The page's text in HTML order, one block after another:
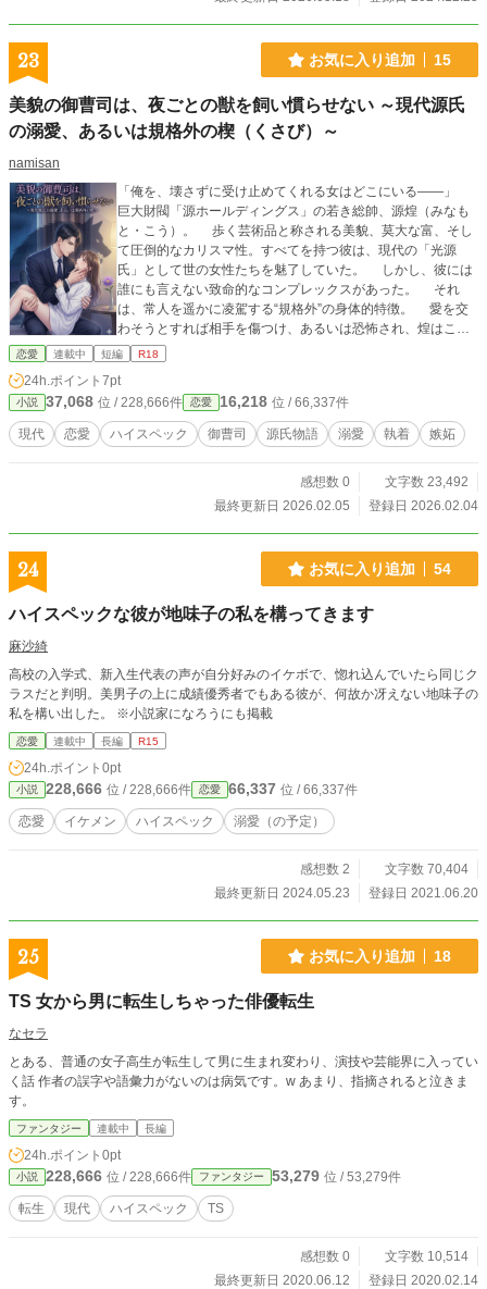
23 お気に入り追加 15
美貌の御曹司は、夜ごとの獣を飼い慣らせない ～現代源氏
の溺愛、あるいは規格外の楔（くさび）～
namisan
「俺を、壊さずに受け止めてくれる女はどこにいる――」
巨大財閥「源ホールディングス」の若き総帥、源煌（みなも
と・こう）。 歩く芸術品と称される美貌、莫大な富、そし
て圧倒的なカリスマ性。すべてを持つ彼は、現代の「光源
氏」として世の女性たちを魅了していた。 しかし、彼には
誰にも言えない致命的なコンプレックスがあった。 それ
は、常人を遥かに凌駕する“規格外”の身体的特徴。 愛を交
わそうとすれば相手を傷つけ、あるいは恐怖され、煌はこれ
まで一度たりとも「心と体が繋がる」充足感を得たことがな
んなある雨の日、彼は運命に出会う。 路地裏で震えていた
身寄りのない少女、紫苑（しおん）。 彼女の中に、かつて
愛した女性の面影と、自らの孤独を埋める可能性を見出した
煌は、彼女を自宅へと連れ去り、宣言する。 「お前を、俺だ
てるんだ」 これは、愛を知らない美しき野獣と、愛を教え
込まれる無垢な少女の、歪で甘美なシンデレラ・ストーリ
恋愛 連載中 短編 R18
24h.ポイント 7pt
小説 37,068 位 / 228,666件 恋愛 16,218 位 / 66,337件
現代 恋愛 ハイスペック 御曹司 源氏物語 溺愛 執着 嫉妬
感想数 0
文字数 23,492
最終更新日 2026.02.05
登録日 2026.02.04
24 お気に入り追加 54
ハイスペックな彼が地味子の私を構ってきます
麻沙綺
高校の入学式、新入生代表の声が自分好みのイケボで、惚れ込んでいたら同じク
ラスだと判明。美男子の上に成績優秀者でもある彼が、何故か冴えない地味子の
私を構い出した。 ※小説家になろうにも掲載
恋愛 連載中 長編 R15
24h.ポイント 0pt
小説 228,666 位 / 228,666件 恋愛 66,337 位 / 66,337件
恋愛 イケメン ハイスペック 溺愛（の予定）
感想数 2
文字数 70,404
最終更新日 2024.05.23
登録日 2021.06.20
25 お気に入り追加 18
TS 女から男に転生しちゃった俳優転生
なセラ
とある、普通の女子高生が転生して男に生まれ変わり、演技や芸能界に入ってい
く話 作者の誤字や語彙力がないのは病気です。‪w あまり、指摘されると泣きま
す。
ファンタジー 連載中 長編
24h.ポイント 0pt
小説 228,666 位 / 228,666件 ファンタジー 53,279 位 / 53,279件
転生 現代 ハイスペック TS
感想数 0
文字数 10,514
最終更新日 2020.06.12
登録日 2020.02.14